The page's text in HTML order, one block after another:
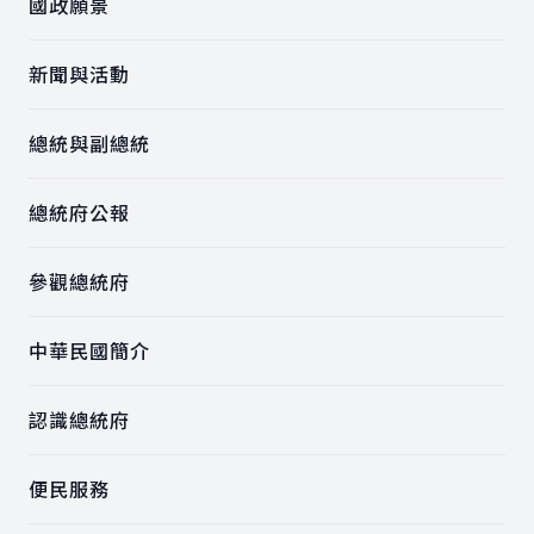
新聞與活動
總統與副總統
總統府公報
參觀總統府
中華民國簡介
認識總統府
便民服務